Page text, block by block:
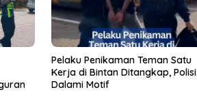
Pelaku Penikaman Teman Satu
Kerja di Bintan Ditangkap, Polisi
Dalami Motif